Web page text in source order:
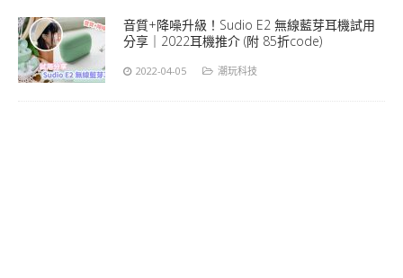
音質+降噪升級！Sudio E2 無線藍芽耳機試用
分享｜2022耳機推介 (附 85折code)
2022-04-05 潮玩科技